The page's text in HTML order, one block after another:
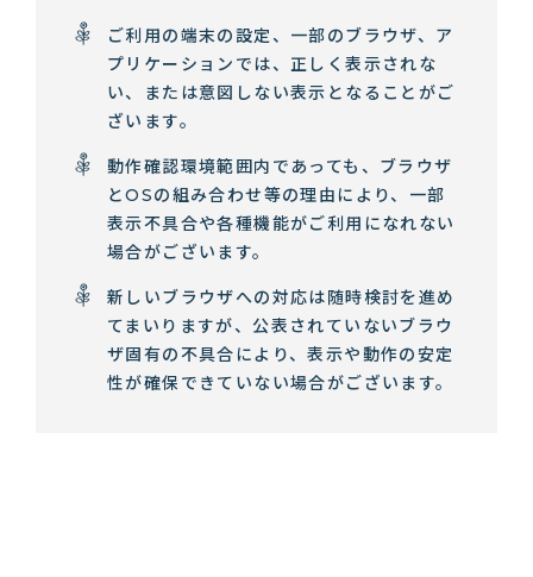
ご利用の端末の設定、一部のブラウザ、ア
プリケーションでは、正しく表示されな
い、または意図しない表示となることがご
ざいます。
動作確認環境範囲内であっても、ブラウザ
とOSの組み合わせ等の理由により、一部
表示不具合や各種機能がご利用になれない
場合がございます。
新しいブラウザへの対応は随時検討を進め
てまいりますが、公表されていないブラウ
ザ固有の不具合により、表示や動作の安定
性が確保できていない場合がございます。